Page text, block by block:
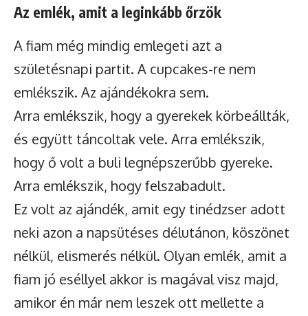
Az emlék, amit a leginkább őrzök
A fiam még mindig emlegeti azt a
születésnapi partit. A cupcakes-re nem
emlékszik. Az ajándékokra sem.
Arra emlékszik, hogy a gyerekek körbeállták,
és együtt táncoltak vele. Arra emlékszik,
hogy ő volt a buli legnépszerűbb gyereke.
Arra emlékszik, hogy felszabadult.
Ez volt az ajándék, amit egy tinédzser adott
neki azon a napsütéses délutánon, köszönet
nélkül, elismerés nélkül. Olyan emlék, amit a
fiam jó eséllyel akkor is magával visz majd,
amikor én már nem leszek ott mellette a